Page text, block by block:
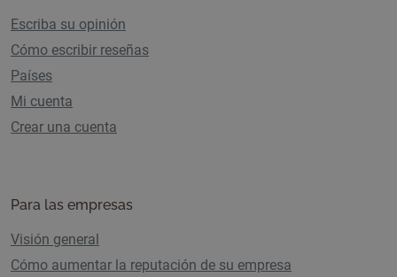
Escriba su opinión
Cómo escribir reseñas
Países
Mi cuenta
Crear una cuenta
Para las empresas
Visión general
Cómo aumentar la reputación de su empresa